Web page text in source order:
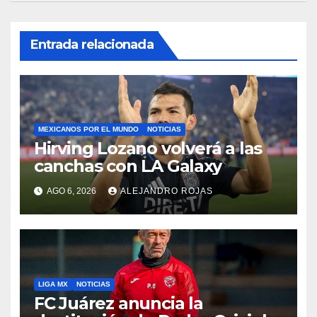
Entrada relacionada
MEXICANOS POR EL MUNDO NOTICIAS
Hirving Lozano volverá a las
canchas con LA Galaxy
AGO 6, 2026 ALEJANDRO ROJAS
LIGA MX NOTICIAS
FC Juárez anuncia la